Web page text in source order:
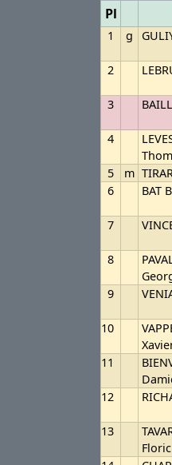
Pl
1 g
2
3
4
5
m
6
BAT
7
8
9
10
11
12
13
Floric